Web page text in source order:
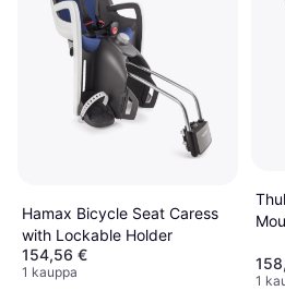
Hamax Bicycle Seat Caress
with Lockable Holder
154,56 €
1 kauppa
1